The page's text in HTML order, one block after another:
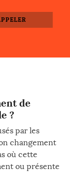
de
?
par les
changement
où cette
ou présente